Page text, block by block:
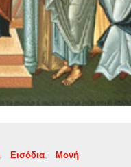
Εισόδια Μονή